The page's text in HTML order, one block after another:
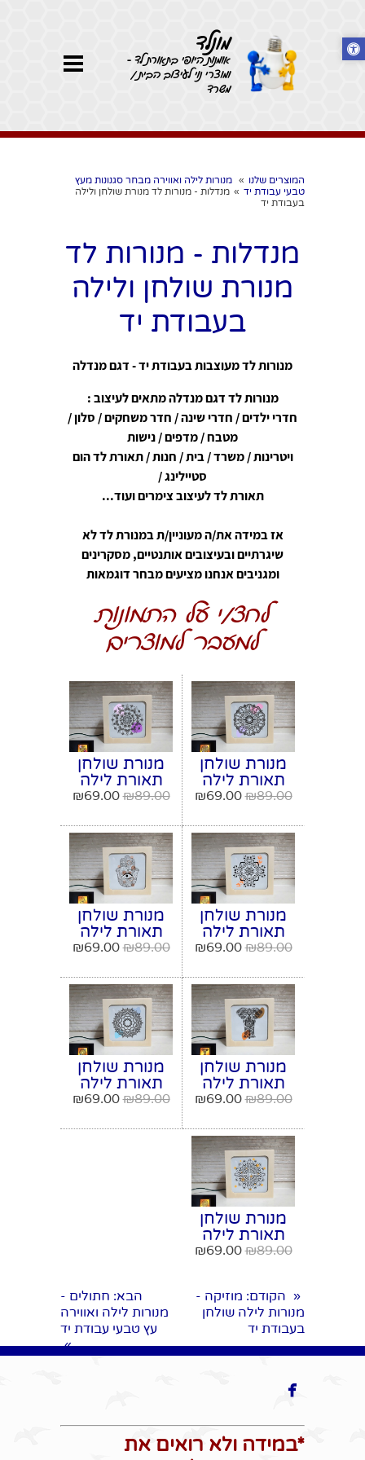
מונלד
אומנות היופי בתאורת לד -
ומוצרי נוי לעיצוב הבית /
משרד
המוצרים שלנו » מנורות לילה ואווירה מבחר סגנונות מעץ
טבעי עבודת יד » מנדלות - מנורות לד מנורת שולחן ולילה
בעבודת יד
מנדלות - מנורות לד
מנורת שולחן ולילה
בעבודת יד
מנורות לד מעוצבות בעבודת יד - דגם מנדלה
מנורות לד דגם מנדלה מתאים לעיצוב :
חדרי ילדים / חדרי שינה / חדר משחקים / סלון /
מטבח / מדפים / נישות
ויטרינות / משרד / בית / חנות / תאורת לד הום
סטיילינג /
תאורת לד לעיצוב צימרים ועוד...
אז במידה את/ה מעוניין/ת במנורת לד לא
שיגרתיים ובעיצובים אותנטיים, מסקרינים
ומגניבים אנחנו מציעים מבחר דוגמאות
לחצ/י על התמונות
למעבר למוצרים
מנורת שולחן
תאורת לילה
דגם מנדלה
₪89.00
₪69.00
מנורת שולחן
תאורת לילה
דגם מנדלה
₪89.00
₪69.00
מנורת שולחן
תאורת לילה
דגם מנדלה
3
₪89.00
₪69.00
מנורת שולחן
תאורת לילה
דגם מנדלה
₪89.00
₪69.00
מנורת שולחן
תאורת לילה
דגם מנדלה פיל
₪89.00
₪69.00
מנורת שולחן
תאורת לילה
דגם מנדלה
₪89.00
₪69.00
מנורת שולחן
תאורת לילה
דגם מנדלה
₪89.00
₪69.00
« הקודם: מוזיקה -
מנורות לילה שולחן
בעבודת יד
הבא: חתולים -
מנורות לילה ואווירה
עץ טבעי עבודת יד
»

*במידה ולא רואים את